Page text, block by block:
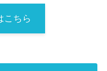
こちら